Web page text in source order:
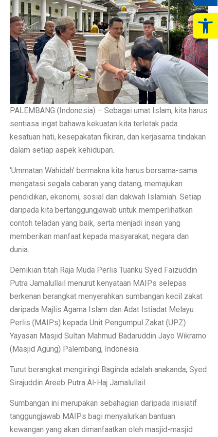
PALEMBANG (Indonesia) – Sebagai umat Islam, kita harus
sentiasa ingat bahawa kekuatan kita terletak pada
kesatuan hati, kesepakatan fikiran, dan kerjasama tindakan
dalam setiap aspek kehidupan.
‘Ummatan Wahidah’ bermakna kita harus bersama-sama
mengatasi segala cabaran yang datang, memajukan
pendidikan, ekonomi, sosial dan dakwah Islamiah. Setiap
daripada kita bertanggungjawab untuk memperlihatkan
contoh teladan yang baik, serta menjadi insan yang
memberikan manfaat kepada masyarakat, negara dan
dunia.
Demikian titah Raja Muda Perlis Tuanku Syed Faizuddin
Putra Jamalullail menurut kenyataan MAIPs selepas
berkenan berangkat menyerahkan sumbangan kecil zakat
daripada Majlis Agama Islam dan Adat Istiadat Melayu
Perlis (MAIPs) kepada Unit Pengumpul Zakat (UPZ)
Yayasan Masjid Sultan Mahmud Badaruddin Jayo Wikramo
(Masjid Agung) Palembang, Indonesia.
Turut berangkat mengiringi Baginda adalah anakanda, Syed
Sirajuddin Areeb Putra Al-Haj Jamalullail.
Sumbangan ini merupakan sebahagian daripada inisiatif
tanggungjawab MAIPs bagi menyalurkan bantuan
kewangan yang akan dimanfaatkan oleh masjid-masjid